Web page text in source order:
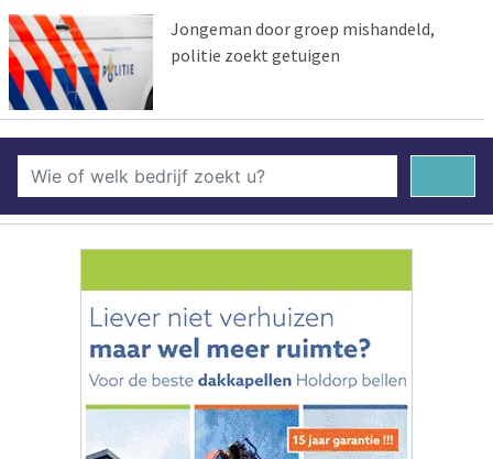
Jongeman door groep mishandeld,
politie zoekt getuigen